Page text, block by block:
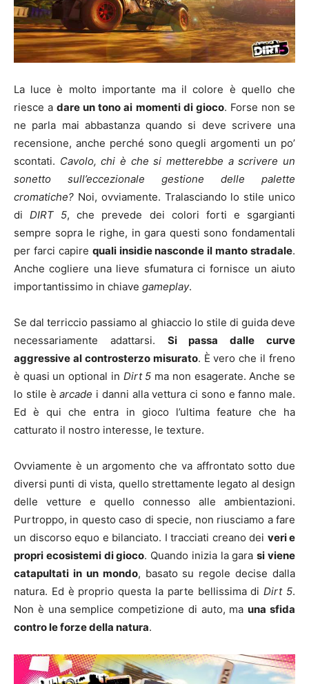
La luce è molto importante ma il colore è quello che
riesce adare un tono ai momenti di gioco. Forse non se
ne parla mai abbastanza quando si deve scrivere una
recensione, anche perché sono quegli argomenti un po’
scontati. Cavolo, chi è che si metterebbe a scrivere un
sonetto sull’eccezionale gestione delle palette
cromatiche? Noi, ovviamente. Tralasciando lo stile unico
diDIRT 5, che prevede dei colori forti e sgargianti
sempre sopra le righe, in gara questi sono fondamentali
per farci capire quali insidie nasconde il manto stradale.
Anche cogliere una lieve sfumatura ci fornisce un aiuto
importantissimo in chiave gameplay.
Se dal terriccio passiamo al ghiaccio lo stile di guida deve
necessariamente adattarsi. Si passa dalle curve
aggressive al controsterzo misurato. È vero che il freno
è quasi un optional in Dirt 5 ma non esagerate. Anche se
lo stile èarcade i danni alla vettura ci sono e fanno male.
Ed è qui che entra in gioco l’ultima feature che ha
catturato il nostro interesse, le texture.
Ovviamente è un argomento che va affrontato sotto due
diversi punti di vista, quello strettamente legato al design
delle vetture e quello connesso alle ambientazioni.
Purtroppo, in questo caso di specie, non riusciamo a fare
un discorso equo e bilanciato. I tracciati creano dei veri e
propri ecosistemi di gioco. Quando inizia la garasi viene
catapultati in un mondo, basato su regole decise dalla
natura. Ed è proprio questa la parte bellissima diDirt 5.
Non è una semplice competizione di auto, mauna sfida
contro le forze della natura.